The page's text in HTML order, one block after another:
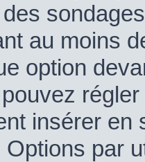
au moins
option
insérer en
Options par